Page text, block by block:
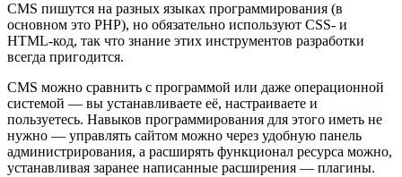
CMS пишутся на разных языках программирования (в
основном это PHP), но обязательно используют CSS- и
HTML-код, так что знание этих инструментов разработки
всегда пригодится.
CMS можно сравнить с программой или даже операционной
системой — вы устанавливаете её, настраиваете и
пользуетесь. Навыков программирования для этого иметь не
нужно — управлять сайтом можно через удобную панель
администрирования, а расширять функционал ресурса можно,
устанавливая заранее написанные расширения — плагины.